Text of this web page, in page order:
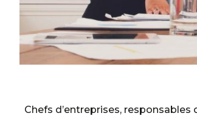
Chefs d’entreprises,